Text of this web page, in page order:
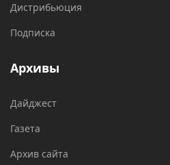
Дистрибьюция
Подписка
Архивы
Дайджест
Газета
Архив сайта